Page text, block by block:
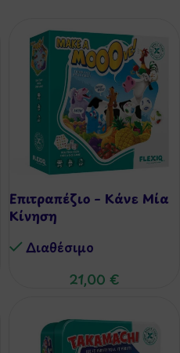
Επιτραπέζιο – Κάνε Μία
Κίνηση
Διαθέσιμo
21,00 €